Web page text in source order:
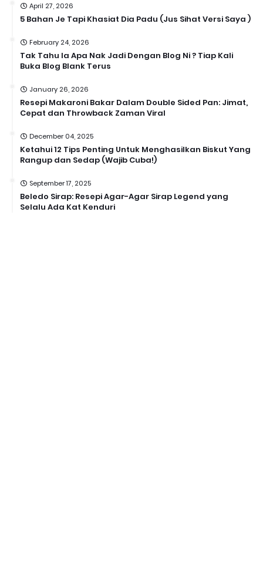
April 27, 2026
5 Bahan Je Tapi Khasiat Dia Padu (Jus Sihat Versi Saya )
February 24, 2026
Tak Tahu la Apa Nak Jadi Dengan Blog Ni ? Tiap Kali
Buka Blog Blank Terus
January 26, 2026
Resepi Makaroni Bakar Dalam Double Sided Pan: Jimat,
Cepat dan Throwback Zaman Viral
December 04, 2025
Ketahui 12 Tips Penting Untuk Menghasilkan Biskut Yang
Rangup dan Sedap (Wajib Cuba!)
September 17, 2025
Beledo Sirap: Resepi Agar-Agar Sirap Legend yang
Selalu Ada Kat Kenduri